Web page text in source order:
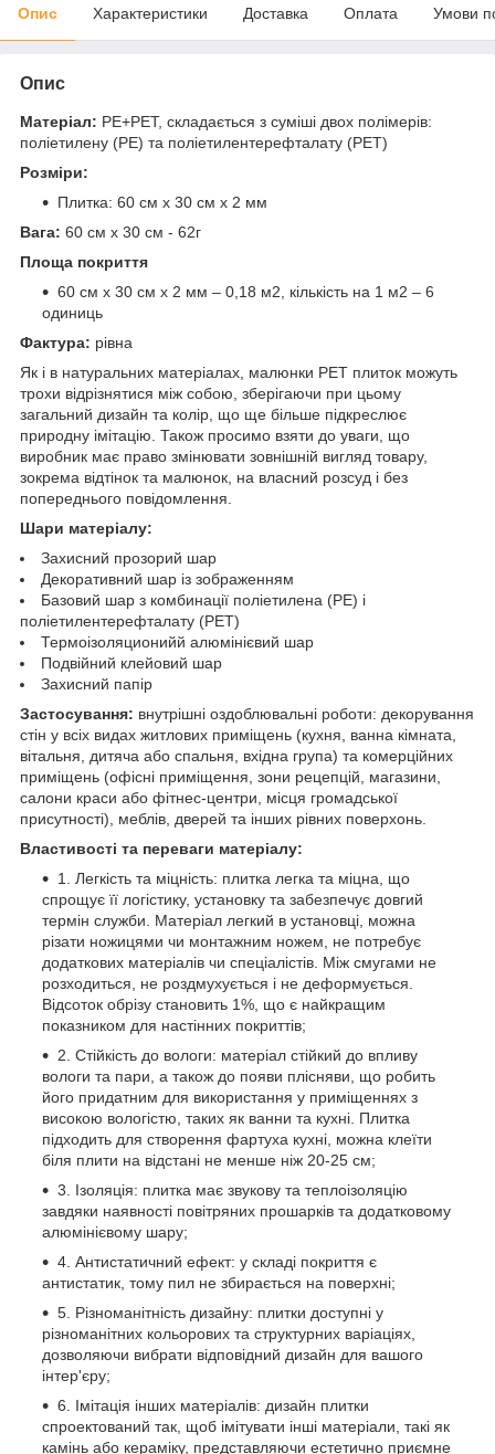
Опис Характеристики Доставка Оплата Умови
Опис
Матеріал: PE+PET, складається з суміші двох полімерів:
поліетилену (PE) та поліетилентерефталату (PET)
Розміри:
Плитка: 60 см х 30 см х 2 мм
Вага: 60 см х 30 см - 62г
Площа покриття
60 см х 30 см х 2 мм – 0,18 м2, кількість на 1 м2 – 6
одиниць
Фактура: рівна
Як і в натуральних матеріалах, малюнки РЕТ плиток можуть
трохи відрізнятися між собою, зберігаючи при цьому
загальний дизайн та колір, що ще більше підкреслює
природну імітацію. Також просимо взяти до уваги, що
виробник має право змінювати зовнішній вигляд товару,
зокрема відтінок та малюнок, на власний розсуд і без
попереднього повідомлення.
Шари матеріалу:
Захисний прозорий шар
Декоративний шар із зображенням
Базовий шар з комбинації поліетилена (PE) і
поліетилентерефталату (PET)
Термоізоляционийй алюмінієвий шар
Подвійний клейовий шар
Захисний папір
Застосування: внутрішні оздоблювальні роботи: декорування
стін у всіх видах житлових приміщень (кухня, ванна кімната,
вітальня, дитяча або спальня, вхідна група) та комерційних
приміщень (офісні приміщення, зони рецепцій, магазини,
салони краси або фітнес-центри, місця громадської
присутності), меблів, дверей та інших рівних поверхонь.
Властивості та переваги матеріалу:
1. Легкість та міцність: плитка легка та міцна, що
спрощує її логістику, установку та забезпечує довгий
термін служби. Матеріал легкий в установці, можна
різати ножицями чи монтажним ножем, не потребує
додаткових матеріалів чи спеціалістів. Між смугами не
розходиться, не роздмухується і не деформується.
Відсоток обрізу становить 1%, що є найкращим
показником для настінних покриттів;
2. Стійкість до вологи: матеріал стійкий до впливу
вологи та пари, а також до появи плісняви, що робить
його придатним для використання у приміщеннях з
високою вологістю, таких як ванни та кухні. Плитка
підходить для створення фартуха кухні, можна клеїти
біля плити на відстані не менше ніж 20-25 см;
3. Ізоляція: плитка має звукову та теплоізоляцію
завдяки наявності повітряних прошарків та додатковому
алюмінієвому шару;
4. Антистатичний ефект: у складі покриття є
антистатик, тому пил не збирається на поверхні;
5. Різноманітність дизайну: плитки доступні у
різноманітних кольорових та структурних варіаціях,
дозволяючи вибрати відповідний дизайн для вашого
інтер'єру;
6. Імітація інших матеріалів: дизайн плитки
спроектований так, щоб імітувати інші матеріали, такі як
камінь або кераміку, представляючи естетично приємне